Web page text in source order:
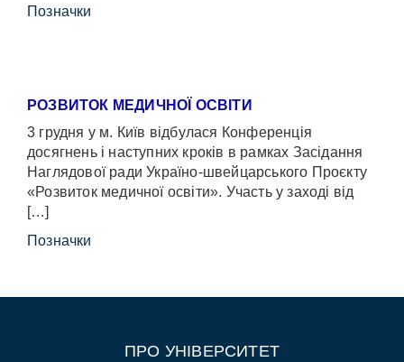
Позначки
РОЗВИТОК МЕДИЧНОЇ ОСВІТИ
3 грудня у м. Київ відбулася Конференція
досягнень і наступних кроків в рамках Засідання
Наглядової ради Україно-швейцарського Проєкту
«Розвиток медичної освіти». Участь у заході від
[…]
Позначки
ПРО УНІВЕРСИТЕТ